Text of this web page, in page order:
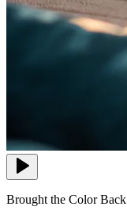
Brought the Color Back